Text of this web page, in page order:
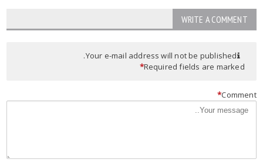
WRITE A COMMENT
Your e-mail address will not be published.
Required fields are marked
*
*